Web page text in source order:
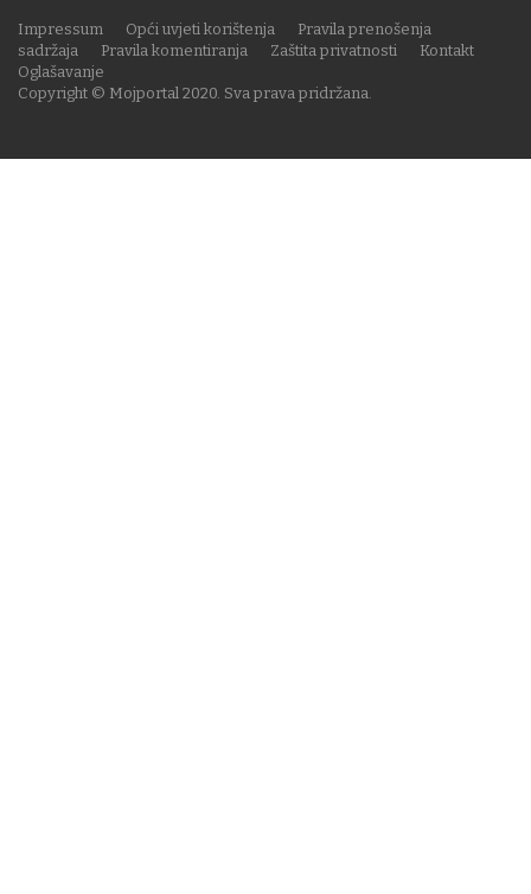
Copyright © Mojportal 2020. Sva prava pridržana.
Impressum Opći uvjeti korištenja
Pravila prenošenja
sadržaja
Pravila komentiranja Zaštita privatnosti
Kontakt
Oglašavanje